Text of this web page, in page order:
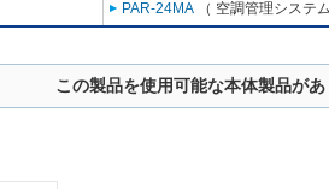
PAR-24MA （ 空調管理システ
この製品を使用可能な本体製品が